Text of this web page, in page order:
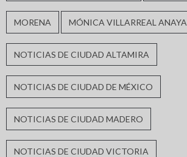
MORENA MÓNICA VILLARREAL ANAYA
NOTICIAS DE CIUDAD ALTAMIRA
NOTICIAS DE CIUDAD DE MÉXICO
NOTICIAS DE CIUDAD MADERO
NOTICIAS DE CIUDAD VICTORIA